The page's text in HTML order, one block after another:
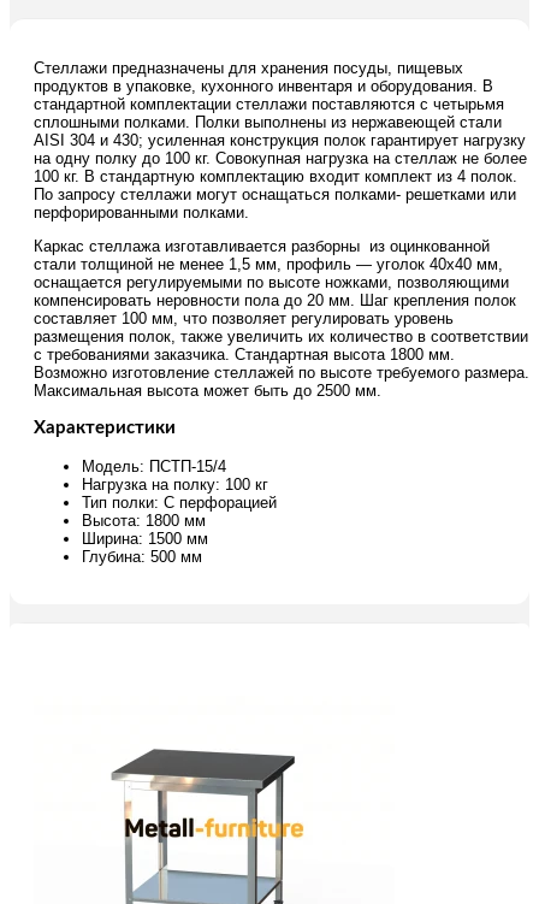
Стеллажи предназначены для хранения посуды, пищевых
продуктов в упаковке, кухонного инвентаря и оборудования. В
стандартной комплектации стеллажи поставляются с четырьмя
сплошными полками. Полки выполнены из нержавеющей стали
AISI 304 и 430; усиленная конструкция полок гарантирует нагрузку
на одну полку до 100 кг. Совокупная нагрузка на стеллаж не более
100 кг. В стандартную комплектацию входит комплект из 4 полок.
По запросу стеллажи могут оснащаться полками- решетками или
перфорированными полками.
Каркас стеллажа изготавливается разборны из оцинкованной
стали толщиной не менее 1,5 мм, профиль — уголок 40х40 мм,
оснащается регулируемыми по высоте ножками, позволяющими
компенсировать неровности пола до 20 мм. Шаг крепления полок
составляет 100 мм, что позволяет регулировать уровень
размещения полок, также увеличить их количество в соответствии
с требованиями заказчика. Стандартная высота 1800 мм.
Возможно изготовление стеллажей по высоте требуемого размера.
Максимальная высота может быть до 2500 мм.
Характеристики
Модель: ПСТП-15/4
Нагрузка на полку: 100 кг
Тип полки: С перфорацией
Высота: 1800 мм
Ширина: 1500 мм
Глубина: 500 мм